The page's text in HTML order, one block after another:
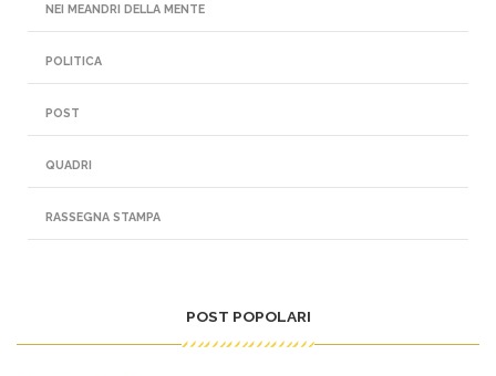
NEI MEANDRI DELLA MENTE
POLITICA
POST
QUADRI
RASSEGNA STAMPA
POST POPOLARI